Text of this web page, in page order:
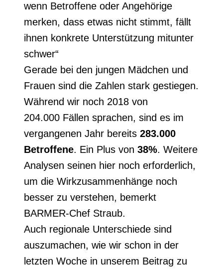
wenn Betroffene oder Angehörige
merken, dass etwas nicht stimmt, fällt
ihnen konkrete Unterstützung mitunter
schwer“
Gerade bei den jungen Mädchen und
Frauen sind die Zahlen stark gestiegen.
Während wir noch 2018 von
204.000 Fällen sprachen, sind es im
vergangenen Jahr bereits 283.000
Betroffene. Ein Plus von 38%. Weitere
Analysen seinen hier noch erforderlich,
um die Wirkzusammenhänge noch
besser zu verstehen, bemerkt
BARMER-Chef Straub.
Auch regionale Unterschiede sind
auszumachen, wie wir schon in der
letzten Woche in unserem Beitrag zu